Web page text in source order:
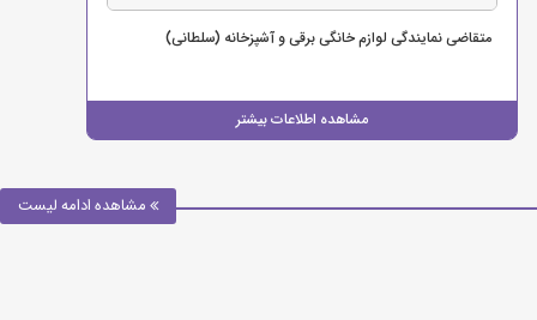
مشاهده اطلاعات بیشتر
متقاضی نمایندگی لوازم خانگی برقی و آشپزخانه (سلطانی)
مشاهده ادامه لیست